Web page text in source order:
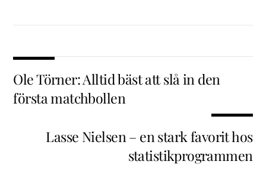
Ole Törner: Alltid bäst att slå in den
första matchbollen
Lasse Nielsen – en stark favorit hos
statistikprogrammen